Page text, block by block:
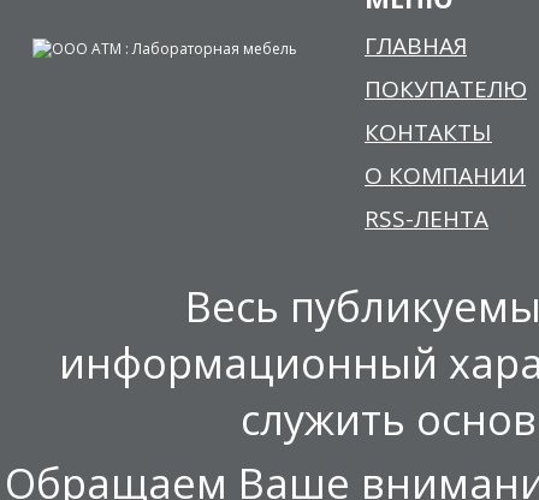
ГЛАВНАЯ
ПОКУПАТЕЛЮ
КОНТАКТЫ
О КОМПАНИИ
RSS-ЛЕНТА
Весь
информационный
служить
Обращаем Ваше